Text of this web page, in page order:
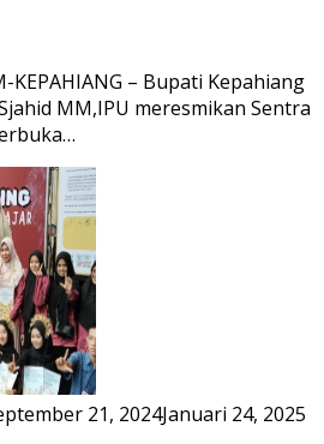
KEPAHIANG – Bupati Kepahiang
MM,IPU meresmikan Sentra
21, 2024Januari 24, 2025